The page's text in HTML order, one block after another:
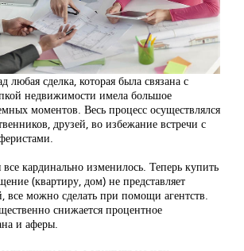
любая сделка, которая была связана с
недвижимости имела большое
моментов. Весь процесс осуществлялся
друзей, во избежание встречи с
кардинально изменилось. Теперь купить
(квартиру, дом) не представляет
все можно сделать при помощи агентств.
снижается процентное
и аферы.